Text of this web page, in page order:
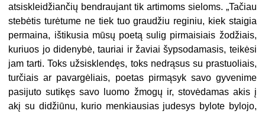
atsiskleidžiančių bendraujant tik artimoms sieloms. „Tačiau
stebėtis turėtume ne tiek tuo graudžiu reginiu, kiek staigia
permaina, ištikusia mūsų poetą sulig pirmaisiais žodžiais,
kuriuos jo didenybė, tauriai ir žaviai šypsodamasis, teikėsi
jam tarti. Toks užsisklendęs, toks nedrąsus su prastuoliais,
turčiais ar pavargėliais, poetas pirmąsyk savo gyvenime
pasijuto sutikęs savo luomo žmogų ir, stovėdamas akis į
akį su didžiūnu, kurio menkiausias judesys bylote bylojo,